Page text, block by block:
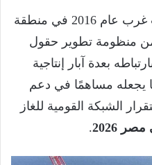
تم اكتشاف حقل بلطيم جنوب غرب عام 2016 في منطقة
من منظومة تطوير حقول
بعدة آبار إنتاجية
يجعله مساهمًا في دعم
الشبكة القومية للغاز
2026
.